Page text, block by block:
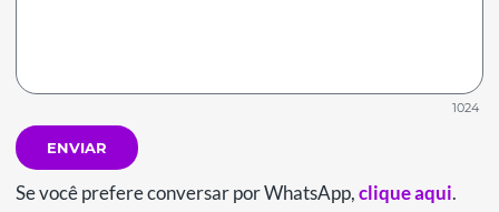
1024
ENVIAR
Se você prefere conversar por WhatsApp,clique aqui.